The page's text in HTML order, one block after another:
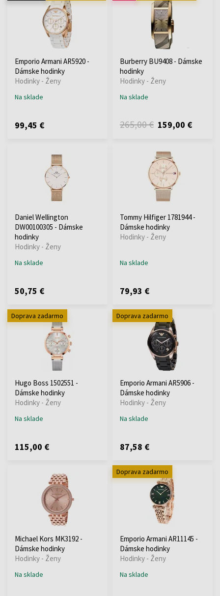
Emporio Armani AR5920 -
Dámske hodinky
Hodinky - Ženy
Na sklade
99,45 €
Burberry BU9408 - Dámske
hodinky
Hodinky - Ženy
Na sklade
265,00 € 159,00 €
Daniel Wellington
DW00100305 - Dámske
hodinky
Hodinky - Ženy
Na sklade
50,75 €
Tommy Hilfiger 1781944 -
Dámske hodinky
Hodinky - Ženy
Na sklade
79,93 €
Doprava zadarmo
Hugo Boss 1502551 -
Dámske hodinky
Hodinky - Ženy
Na sklade
115,00 €
Doprava zadarmo
Emporio Armani AR5906 -
Dámske hodinky
Hodinky - Ženy
Na sklade
87,58 €
Michael Kors MK3192 -
Dámske hodinky
Hodinky - Ženy
Na sklade
Doprava zadarmo
Emporio Armani AR11145 -
Dámske hodinky
Hodinky - Ženy
Na sklade